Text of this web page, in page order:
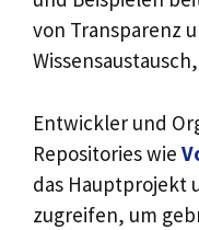
von Transparenz
Entwickler und
Repositories wie
das Hauptprojekt
zugreifen, um